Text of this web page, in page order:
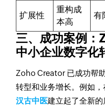
扩展性
重构成
本高
有
三、成功案例
中小企业数字化
Zoho Creator 已成功帮
转型和业务增长。例如
汉古中医建立起了全新